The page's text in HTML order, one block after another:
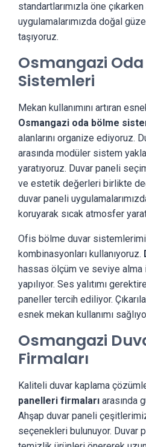
standartlarımızla öne
uygulamalarımızda doğal
taşıyoruz.
Osmangazi
Sistemleri
Mekan kullanımını artıran
Osmangazi oda bölme
alanlarını organize ediyoruz.
arasında modüler sistem
yaratıyoruz. Duvar paneli
ve estetik değerleri birlikte
duvar paneli
koruyarak sıcak atmosfer
Ofis bölme duvar
kombinasyonları kullanıyoruz.
hassas ölçüm ve seviye
yapılıyor. Ses yalıtımı
paneller tercih ediliyor.
esnek mekan kullanımı
Osmangazi
Firmaları
Kaliteli duvar kaplama
panelleri firmaları arasında
Ahşap duvar paneli
seçenekleri bulunuyor. Duvar